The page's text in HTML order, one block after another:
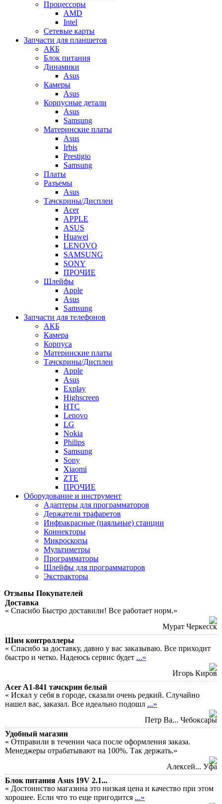
Процессоры
AMD
Intel
Сетевые карты
Запчасти для планшетов
АКБ
Блок питания
Динамики
Asus
Камеры
Asus
Корпусные детали
Asus
Samsung
Материнские платы
Asus
Irbis
Prestigio
Samsung
Платы
Разъемы
Asus
Тачскрины/Дисплеи
Acer
APPLE
ASUS
Huawei
LENOVO
SAMSUNG
SONY
ПРОЧИЕ
Шлейфы
Apple
Asus
Samsung
Запчасти для телефонов
АКБ
Камера
Корпуса
Материнские платы
Тачскрины/Дисплеи
Apple
Asus
Explay
Highscreen
HTC
Lenovo
LG
Nokia
Philips
Samsung
Sony
Xiaomi
ZTE
ПРОЧИЕ
Оборудование и инструмент
Адаптеры для программаторов
Держатели трафаретов
Инфракрасные (паяльные) станции
Коннекторы
Микроскопы
Мультиметры
Программаторы
Шлейфы для программаторов
Экстракторы
Отзывы Покупателей
Доставка
« Спасибо Быстро доставили! Все работает норм.»
Мурат Черкесск
Шим контроллеры
« Спасибо за доставку, давно у вас заказываю. Все приходит
быстро и четко. Надеюсь сервис будет ...»
Игорь Киров
Acer A1-841 тачскрин белый
« Искал у себя в городе, сказали очень редкий. Случайно
нашел вас, заказал. Все идеально подошл ...»
Петр Ва... Чебоксары
Удобный магазин
« Отправили в течении часа после оформления заказа.
Менеджеры отрабатывают на 100%. Так держать.»
Алексей... Уфа
Блок питания Asus 19V 2.1...
« Достоинство магазина это низкая цена и качество при этом
хорошее. Если что то еще пригодится ...»